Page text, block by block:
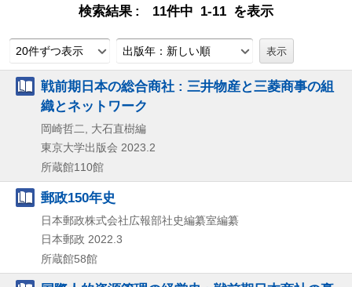
検索結果 11件中 1-11 を表示
20件ずつ表示 出版年：新しい順
戦前期日本の総合商社 : 三井物産と三菱商事の組
織とネットワーク
岡崎哲二, 大石直樹編
東京大学出版会 2023.2
所蔵館110館
郵政150年史
日本郵政株式会社広報部社史編纂室編纂
日本郵政 2022.3
所蔵館58館